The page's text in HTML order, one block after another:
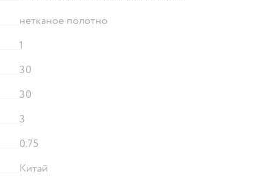
нетканое полотно
1
30
30
3
0.75
Китай